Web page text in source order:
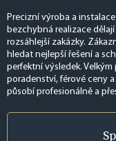
Precizní výroba a
bezchybná realizace
rozsáhlejší zakázky.
hledat nejlepší řešení a
perfektní výsledek.
poradenství, férové ceny
působí profesionálně a